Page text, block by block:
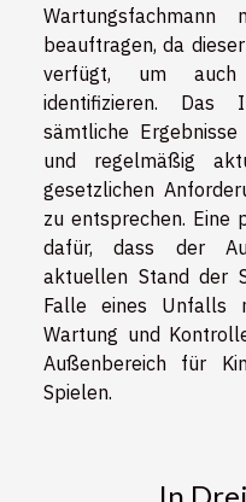
beauftragen, da
verfügt, um
identifizieren. Das
sämtliche
und regelmäßig
gesetzlichen
zu entsprechen. Eine
dafür, dass der
aktuellen Stand der
Falle eines Unfalls
Wartung und
Außenbereich für
Spielen.